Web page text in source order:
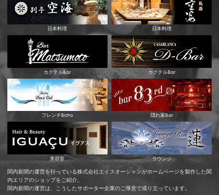
日本料理 日本料理
カクテルBar カクテルBar
フレンチBistro 隠れ家Bar
美容室 ラウンジ
関内新聞の運営を行っている株式会社エイスオーシャンがホームページを製作した関
内エリアのショップをご紹介。
関内新聞の運営は、こうしたサポーター企業のご厚意で成り立っています。